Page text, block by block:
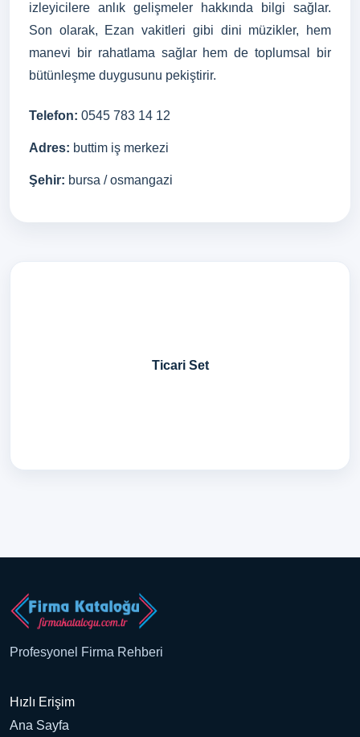
izleyicilere anlık gelişmeler hakkında bilgi sağlar.
Son olarak, Ezan vakitleri gibi dini müzikler, hem
manevi bir rahatlama sağlar hem de toplumsal bir
bütünleşme duygusunu pekiştirir.
Telefon: 0545 783 14 12
Adres: buttim iş merkezi
Şehir: bursa / osmangazi
Profesyonel Firma Rehberi
Hızlı Erişim
Ana Sayfa